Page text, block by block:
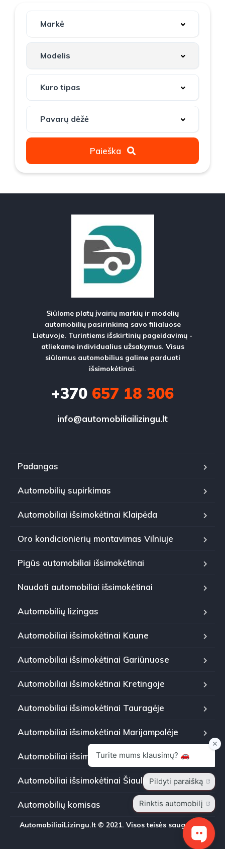
Paieška
Siūlome platų įvairių markių ir modelių
automobilių pasirinkimą savo filialuose
Lietuvoje. Turintiems išskirtinių pageidavimų -
atliekame individualius užsakymus. Visus
siūlomus automobilius galime parduoti
išsimokėtinai.
+370 657 18 306
info@automobiliailizingu.lt
Padangos
Automobilių supirkimas
Automobiliai išsimokėtinai Klaipėda
Oro kondicionierių montavimas Vilniuje
Pigūs automobiliai išsimokėtinai
Naudoti automobiliai išsimokėtinai
Automobilių lizingas
Automobiliai išsimokėtinai Kaune
Automobiliai išsimokėtinai Gariūnuose
Automobiliai išsimokėtinai Kretingoje
Automobiliai išsimokėtinai Tauragėje
Automobiliai išsimokėtinai Marijampolėje
Automobiliai išsimokėtinai Panevėžyje
Automobiliai išsimokėtinai Šiauliuose
Automobilių komisas
AutomobiliaiLizingu.lt © 2021. Visos teisės saugomos.